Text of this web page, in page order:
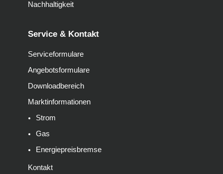
Nachhaltigkeit
Service & Kontakt
Serviceformulare
Angebotsformulare
Downloadbereich
Marktinformationen
Strom
Gas
Energiepreisbremse
Kontakt